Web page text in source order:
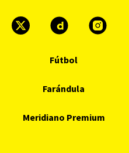
Fútbol
Farándula
Meridiano Premium